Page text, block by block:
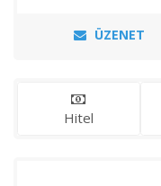
ÜZENET
Hitel